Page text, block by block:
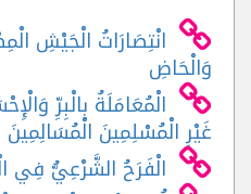
انْتِصَارَاتُ الْجَيْشِ
وَالْحَاضِ
الْمُعَامَلَةُ بِالْبِرِّ
غَيْرِ الْمُسْلِمِينَ الْمُسَالِمِينَ
الْفَرَحُ الشَّرْعِيُّ فِي